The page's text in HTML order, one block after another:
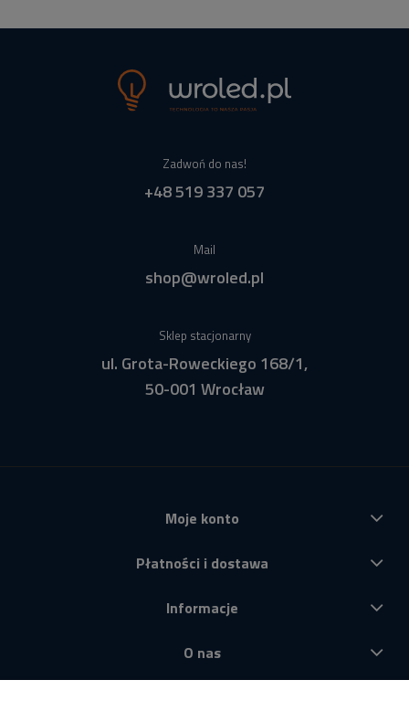
Zadwoń do nas!
+48 519 337 057
Mail
shop@wroled.pl
Sklep stacjonarny
ul. Grota-Roweckiego 168/1,
50-001 Wrocław
Moje konto
Płatności i dostawa
Informacje
O nas